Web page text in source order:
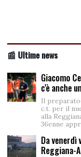
📰 Ultime news
Giacomo
c’è anche
Il
c.t. per il
alla
36enne
Da venerdì
Reggiana-